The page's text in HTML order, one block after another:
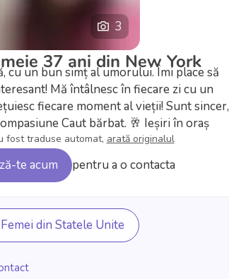
3
37 ani din New York
cu un bun simț al umorului. Îmi place să
Mă întâlnesc în fiecare zi cu un
fiecare moment al vieții! Sunt sincer,
Caut bărbat. 🥂 Ieșiri în oraș
fost traduse automat, arată originalul
te acum pentru a o contacta
Femei din Statele Unite